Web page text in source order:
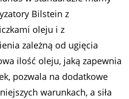
Bilstein z
oleju i z
zależną od ugięcia
ilość oleju, jaką zapewnia
pozwala na dodatkowe
warunkach, a siła